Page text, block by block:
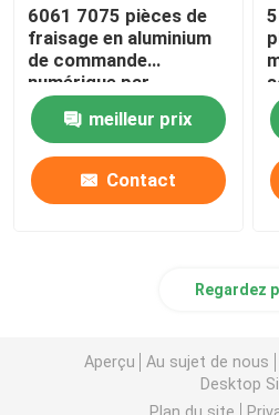
6061 7075 pièces de
fraisage en aluminium
de commande
numérique par
ordinateur pour le peu
de peinture de machine
meilleur prix
Contact
Regardez
Aperçu Au sujet de nous
Desktop
Plan du site